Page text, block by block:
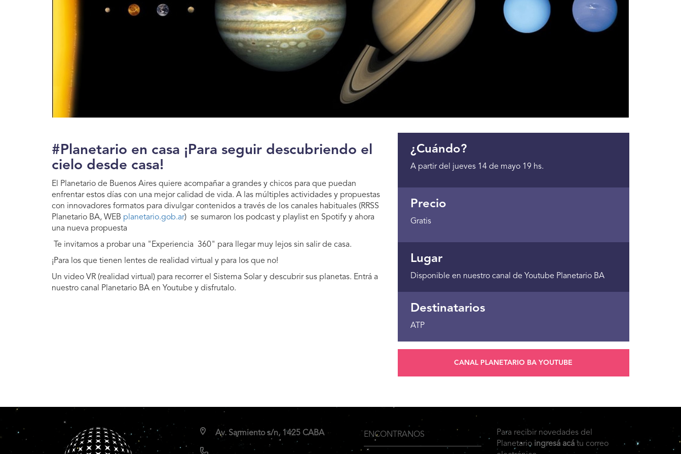
#Planetario en casa ¡Para seguir descubriendo el
cielo desde casa!
El Planetario de Buenos Aires quiere acompañar a grandes y chicos para que puedan
enfrentar estos días con una mejor calidad de vida. A las múltiples actividades y propuestas
con innovadores formatos para divulgar contenidos a través de los canales habituales (RRSS
Planetario BA, WEB planetario.gob.ar) se sumaron los podcast y playlist en Spotify y ahora
una nueva propuesta
Te invitamos a probar una "Experiencia 360" para llegar muy lejos sin salir de casa.
¡Para los que tienen lentes de realidad virtual y para los que no!
Un video VR (realidad virtual) para recorrer el Sistema Solar y descubrir sus planetas. Entrá a
nuestro canal Planetario BA en Youtube y disfrutalo.
¿Cuándo?
A partir del jueves 14 de mayo 19 hs.
Precio
Gratis
Lugar
Disponible en nuestro canal de Youtube Planetario BA
Destinatarios
ATP
CANAL PLANETARIO BA YOUTUBE
Av. Sarmiento s/n, 1425 CABA
Menu
ENCONTRANOS
Para recibir novedades del
Planetario ingresá acá tu correo